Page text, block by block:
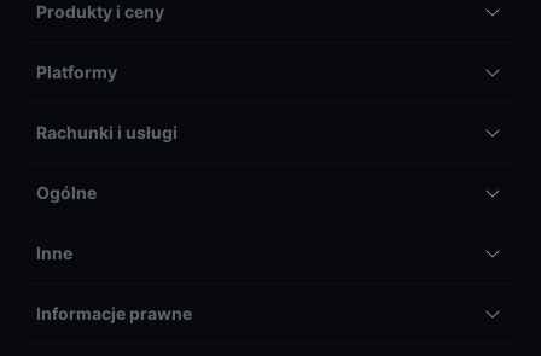
Produkty i ceny
Platformy
Rachunki i usługi
Ogólne
Inne
Informacje prawne